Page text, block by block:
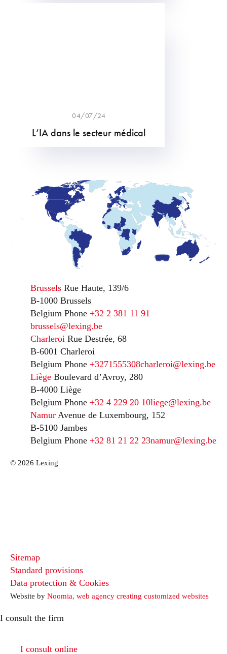
04/07/24
L’IA dans le secteur médical
Brussels Rue Haute, 139/6
B-1000 Brussels
Belgium Phone +32 2 381 11 91
brussels@lexing.be
Charleroi Rue Destrée, 68
B-6001 Charleroi
Belgium Phone +3271555308charleroi@lexing.be
Liège Boulevard d’Avroy, 280
B-4000 Liège
Belgium Phone +32 4 229 20 10liege@lexing.be
Namur Avenue de Luxembourg, 152
B-5100 Jambes
Belgium Phone +32 81 21 22 23namur@lexing.be
© 2026 Lexing
Sitemap
Standard provisions
Data protection & Cookies
Website by Noomia, web agency creating customized websites
I consult the firm
I consult online